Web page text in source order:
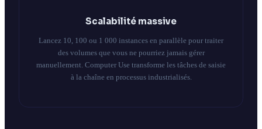
Scalabilité massive
Lancez 10, 100 ou 1 000 instances en parallèle pour traiter
des volumes que vous ne pourriez jamais gérer
manuellement. Computer Use transforme les tâches de saisie
à la chaîne en processus industrialisés.